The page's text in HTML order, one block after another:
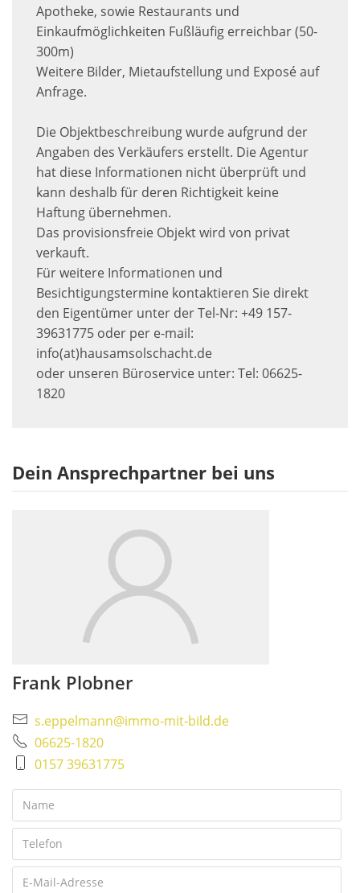
Apotheke, sowie Restaurants und
Einkaufmöglichkeiten Fußläufig erreichbar (50-
300m)
Weitere Bilder, Mietaufstellung und Exposé auf
Anfrage.
Die Objektbeschreibung wurde aufgrund der
Angaben des Verkäufers erstellt. Die Agentur
hat diese Informationen nicht überprüft und
kann deshalb für deren Richtigkeit keine
Haftung übernehmen.
Das provisionsfreie Objekt wird von privat
verkauft.
Für weitere Informationen und
Besichtigungstermine kontaktieren Sie direkt
den Eigentümer unter der Tel-Nr: +49 157-
39631775 oder per e-mail:
info(at)hausamsolschacht.de
oder unseren Büroservice unter: Tel: 06625-
1820
Dein Ansprechpartner bei uns
Frank Plobner
s.eppelmann@immo-mit-bild.de
06625-1820
0157 39631775